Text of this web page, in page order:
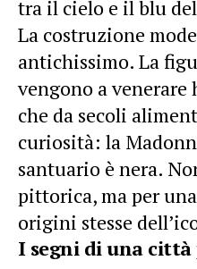
tra il cielo e il blu
La costruzione
antichissimo. La
vengono a
che da secoli
curiosità: la
santuario è nera.
pittorica, ma per
origini stesse
I segni di una